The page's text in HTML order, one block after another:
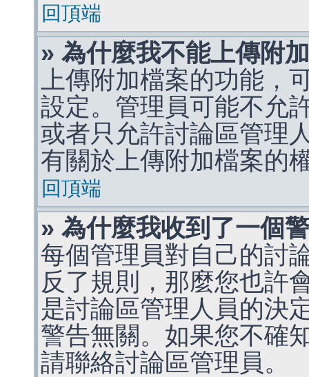
回頂端
» 為什麼我不能上傳附
上傳附加檔案的功能，
設定。管理員可能不允
或者只允許討論區管理
有關於上傳附加檔案的
回頂端
» 為什麼我收到了一個
每個管理員對自己的討
反了規則，那麼您也許
是討論區管理人員的決
警告無關。如果您不確
請聯絡討論區管理員。